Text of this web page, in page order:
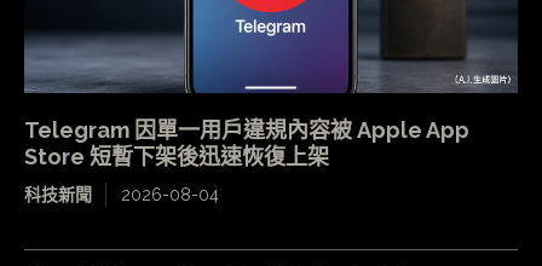
Telegram 因單一用戶違規內容被 Apple App
Store 短暫下架後迅速恢復上架
科技新聞 2026-08-04